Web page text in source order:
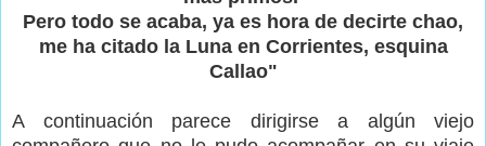
Pero todo se acaba, ya es hora de decirte chao,
me ha citado la Luna en Corrientes, esquina
Callao"
A continuación parece dirigirse a algún viejo